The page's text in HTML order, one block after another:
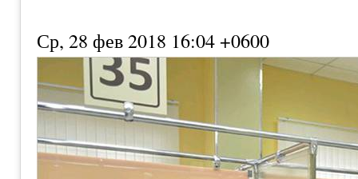
Ср, 28 фев 2018 16:04 +0600